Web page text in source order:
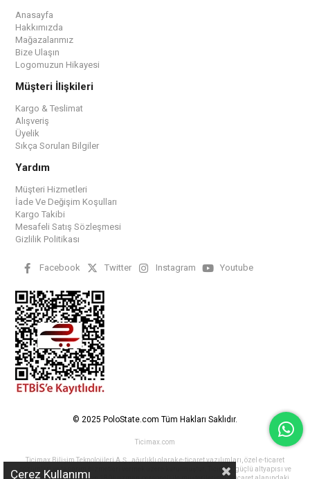
Anasayfa
Hakkımızda
Mağazalarımız
Bize Ulaşın
Logomuzun Hikayesi
Müşteri İlişkileri
Kargo & Teslimat
Alışveriş
Üyelik
Sıkça Sorulan Bilgiler
Yardım
Müşteri Hizmetleri
İade Ve Değişim Koşulları
Kargo Takibi
Mesafeli Satış Sözleşmesi
Gizlilik Politikası
Facebook Twitter Instagram Youtube
© 2025 PoloState.com Tüm Hakları Saklıdır.
Ticimax.com
Ticimax Bilişim Teknolojileri A.Ş., ağırlıklı olarak e-ticaret yazılımları, özel e-ticaret
çözümleri ve tasarım hizmetleri vermek üzere kurulmuştur. Ticimax, güçlü altyapısı ve
Çerez Kullanımı